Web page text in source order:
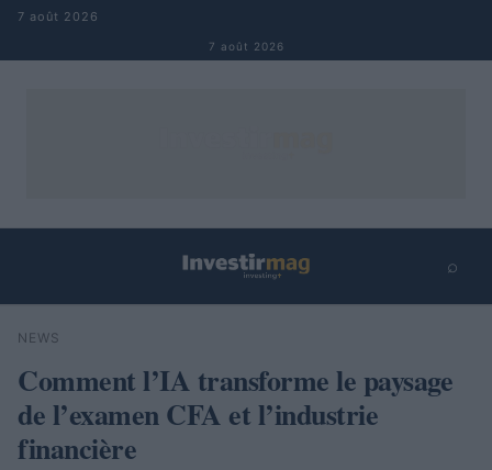
Aller au contenu
7 août 2026
7 août 2026
⌕
Rechercher
NEWS
Comment l’IA transforme le paysage
de l’examen CFA et l’industrie
financière